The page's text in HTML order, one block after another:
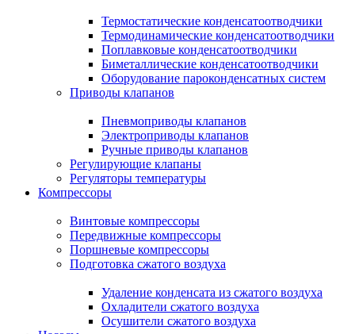
Термостатические конденсатоотводчики
Термодинамические конденсатоотводчики
Поплавковые конденсатоотводчики
Биметаллические конденсатоотводчики
Оборудование пароконденсатных систем
Приводы клапанов
Пневмоприводы клапанов
Электроприводы клапанов
Ручные приводы клапанов
Регулирующие клапаны
Регуляторы температуры
Компрессоры
Винтовые компрессоры
Передвижные компрессоры
Поршневые компрессоры
Подготовка сжатого воздуха
Удаление конденсата из сжатого воздуха
Охладители сжатого воздуха
Осушители сжатого воздуха